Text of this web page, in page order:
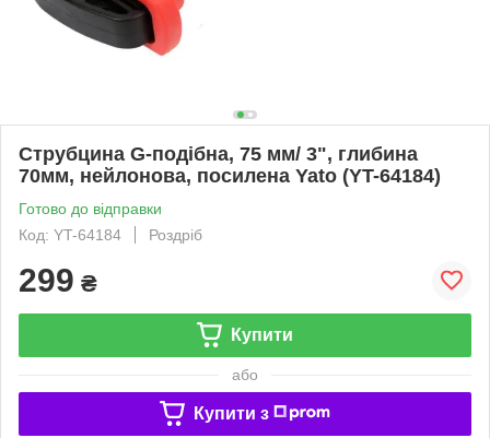
Струбцина G-подібна, 75 мм/ 3", глибина
70мм, нейлонова, посилена Yato (YT-64184)
Готово до відправки
Код: YT-64184
Роздріб
299 ₴
Купити
або
Купити з